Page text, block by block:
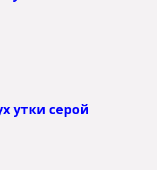
утки серой